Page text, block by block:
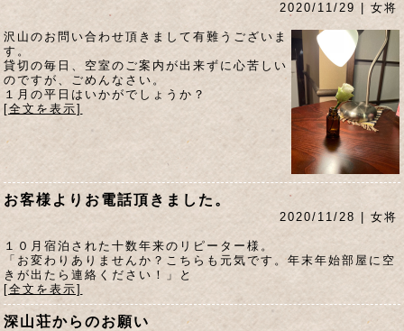
2020/11/29 | 女将
沢山のお問い合わせ頂きまして有難うございま
す。
貸切の毎日、空室のご案内が出来ずに心苦しい
のですが、ごめんなさい。
１月の平日はいかがでしょうか？
[全文を表示]
お客様よりお電話頂きました。
2020/11/28 | 女将
１０月宿泊された十数年来のリピーター様。
「お変わりありませんか？こちらも元気です。年末年始部屋に空
きが出たら連絡ください！」と
[全文を表示]
深山荘からのお願い